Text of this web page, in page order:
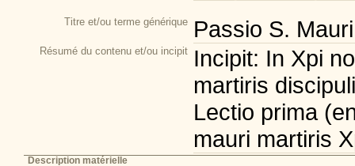
Titre et/ou terme générique Passio S.
Résumé du contenu et/ou incipit Incipit: In Xpi
martiris
Lectio prima
mauri martiris
Description matérielle